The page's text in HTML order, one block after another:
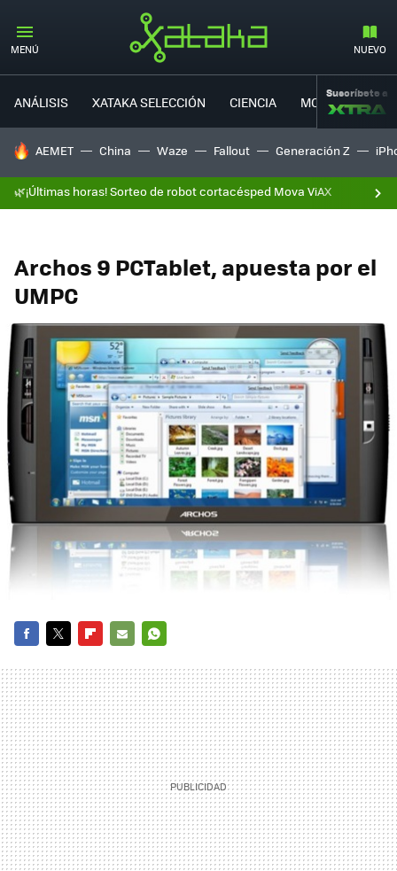
MENÚ NUEVO
ANÁLISIS XATAKA SELECCIÓN CIENCIA MOVILIDAD
Suscríbete a
HOY SE HABLA DE
AEMET China Waze Fallout Generación Z
🌿¡Últimas horas! Sorteo de robot cortacésped Mova ViAX
Archos 9 PCTablet, apuesta por el
UMPC
MAIL